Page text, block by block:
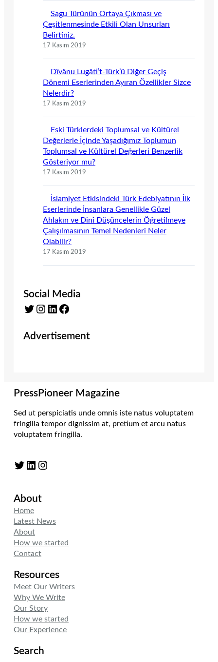
Sagu Türünün Ortaya Çıkması ve
Çeşitlenmesinde Etkili Olan Unsurları
Belirtiniz.
17 Kasım 2019
Dîvânu Lugâti’t-Türk’ü Diğer Geçiş
Dönemi Eserlerinden Ayıran Özellikler Sizce
Nelerdir?
17 Kasım 2019
Eski Türklerdeki Toplumsal ve Kültürel
Değerlerle İçinde Yaşadığımız Toplumun
Toplumsal ve Kültürel Değerleri Benzerlik
Gösteriyor mu?
17 Kasım 2019
İslamiyet Etkisindeki Türk Edebiyatının İlk
Eserlerinde İnsanlara Genellikle Güzel
Ahlakın ve Dinî Düşüncelerin Öğretilmeye
Çalışılmasının Temel Nedenleri Neler
Olabilir?
17 Kasım 2019
Social Media
Twitter Instagram LinkedIn Facebook
Advertisement
PressPioneer Magazine
Sed ut perspiciatis unde omnis iste natus voluptatem
fringilla tempor dignissim at, pretium et arcu natus
voluptatem fringilla.
Twitter LinkedIn Instagram
About
Home
Latest News
About
How we started
Contact
Resources
Meet Our Writers
Why We Write
Our Story
How we started
Our Experience
Search